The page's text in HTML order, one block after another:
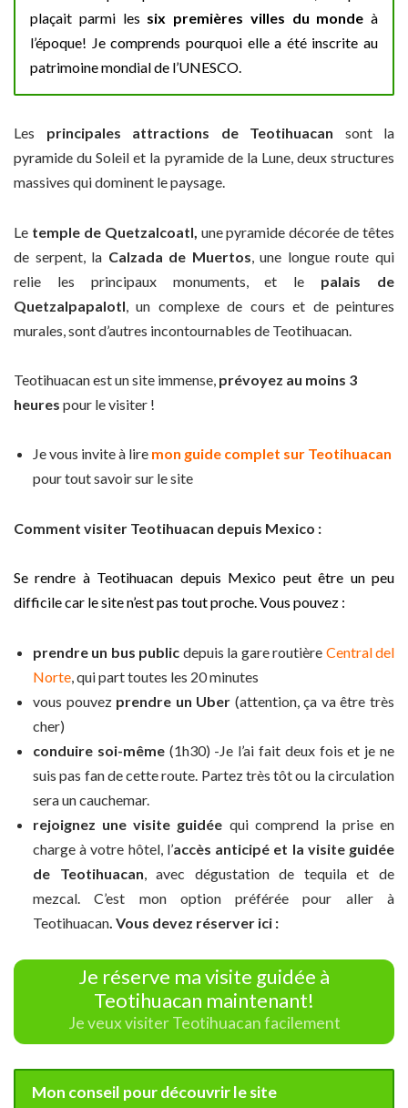
plaçait parmi les six premières villes du monde à
l’époque! Je comprends pourquoi elle a été inscrite au
patrimoine mondial de l’UNESCO.
Les principales attractions de Teotihuacan sont la
pyramide du Soleil et la pyramide de la Lune, deux structures
massives qui dominent le paysage.
Le temple de Quetzalcoatl, une pyramide décorée de têtes
de serpent, la Calzada de Muertos , une longue route qui
relie les principaux monuments, et le palais de
Quetzalpapalotl , un complexe de cours et de peintures
murales, sont d’autres incontournables de Teotihuacan.
Teotihuacan est un site immense, prévoyez au moins 3
heures pour le visiter !
Je vous invite à lire mon guide complet sur Teotihuacan
pour tout savoir sur le site
Comment visiter Teotihuacan depuis Mexico :
Se rendre à Teotihuacan depuis Mexico peut être un peu
difficile car le site n’est pas tout proche. Vous pouvez :
prendre un bus public depuis la gare routière Central del
Norte , qui part toutes les 20 minutes
vous pouvez prendre un Uber (attention, ça va être très
cher)
conduire soi-même(1h30) -Je l’ai fait deux fois et je ne
suis pas fan de cette route. Partez très tôt ou la circulation
sera un cauchemar.
rejoignez une visite guidée qui comprend la prise en
charge à votre hôtel, l’accès anticipé et la visite guidée
de Teotihuacan , avec dégustation de tequila et de
mezcal. C’est mon option préférée pour aller à
Teotihuacan . Vous devez réserver ici :
Je réserve ma visite guidée à
Teotihuacan maintenant!
Je veux visiter Teotihuacan facilement
Mon conseil pour découvrir le site